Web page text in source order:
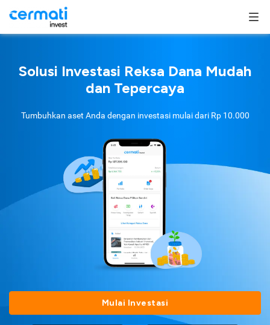
Solusi Investasi Reksa Dana Mudah
dan Tepercaya
Tumbuhkan aset Anda dengan investasi mulai dari Rp 10.000
Mulai Investasi